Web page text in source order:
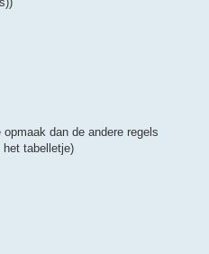
dan de andere regels
tabelletje)